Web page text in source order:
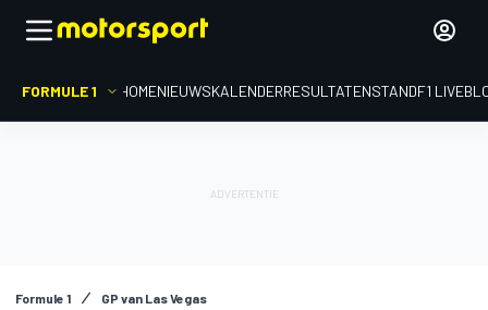
FORMULE 1 HOMENIEUWSKALENDERRESULTATENSTANDF1
Formule 1 GP van Las Vegas